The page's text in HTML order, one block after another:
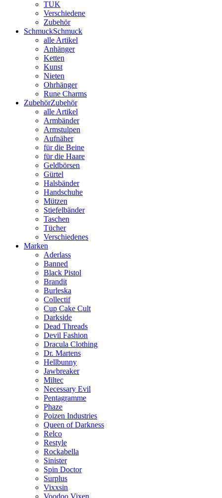
TUK
Verschiedene
Zubehör
SchmuckSchmuck
alle Artikel
Anhänger
Ketten
Kunst
Nieten
Ohrhänger
Rune Charms
ZubehörZubehör
alle Artikel
Armbänder
Armstulpen
Aufnäher
für die Beine
für die Haare
Geldbörsen
Gürtel
Halsbänder
Handschuhe
Mützen
Stiefelbänder
Taschen
Tücher
Verschiedenes
Marken
Aderlass
Banned
Black Pistol
Brandit
Burleska
Collectif
Cup Cake Cult
Darkside
Dead Threads
Devil Fashion
Dracula Clothing
Dr. Martens
Hellbunny
Jawbreaker
Miltec
Necessary Evil
Pentagramme
Phaze
Poizen Industries
Queen of Darkness
Relco
Restyle
Rockabella
Sinister
Spin Doctor
Surplus
Vixxsin
Voodoo Vixen